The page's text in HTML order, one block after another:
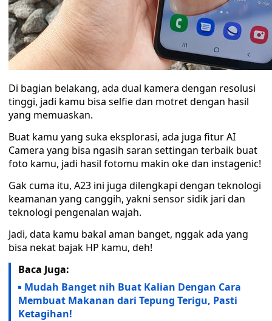
Di bagian belakang, ada dual kamera dengan resolusi
tinggi, jadi kamu bisa selfie dan motret dengan hasil
yang memuaskan.
Buat kamu yang suka eksplorasi, ada juga fitur AI
Camera yang bisa ngasih saran settingan terbaik buat
foto kamu, jadi hasil fotomu makin oke dan instagenic!
Gak cuma itu, A23 ini juga dilengkapi dengan teknologi
keamanan yang canggih, yakni sensor sidik jari dan
teknologi pengenalan wajah.
Jadi, data kamu bakal aman banget, nggak ada yang
bisa nekat bajak HP kamu, deh!
Baca Juga:
Mudah Banget nih Buat Kalian Dengan Cara
Membuat Makanan dari Tepung Terigu, Pasti
Ketagihan!